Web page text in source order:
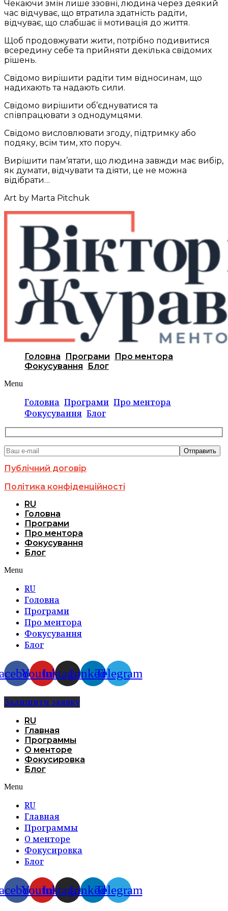
Чекаючи змін лише ззовні, людина через деякий
час відчуває, що втратила здатність радіти,
відчуває, що слабшає її мотивація до життя.
Щоб продовжувати жити, потрібно подивитися
всередину себе та прийняти декілька свідомих
рішень.
Свідомо вирішити радіти тим відносинам, що
надихають та надають сили.
Свідомо вирішити об’єднуватися та
співпрацювати з однодумцями.
Свідомо висловлювати згоду, підтримку або
подяку, всім тим, хто поруч.
Вирішити пам’ятати, що людина завжди має вибір,
як думати, відчувати та діяти, це не можна
відібрати…
Art by Marta Pitchuk
Головна Програми
Про ментора
Фокусування
Блог
Menu
Головна Програми Про ментора
Фокусування Блог
Публічний договір
Політика конфіденційності
RU
Головна
Програми
Про ментора
Фокусування
Блог
Menu
RU
Головна
Програми
Про ментора
Фокусування
Блог
YoutubeInstagramLinkedinTelegram
Залишити заявку
RU
Главная
Программы
О менторе
Фокусировка
Блог
Menu
RU
Главная
Программы
О менторе
Фокусировка
Блог
YoutubeInstagramLinkedinTelegram